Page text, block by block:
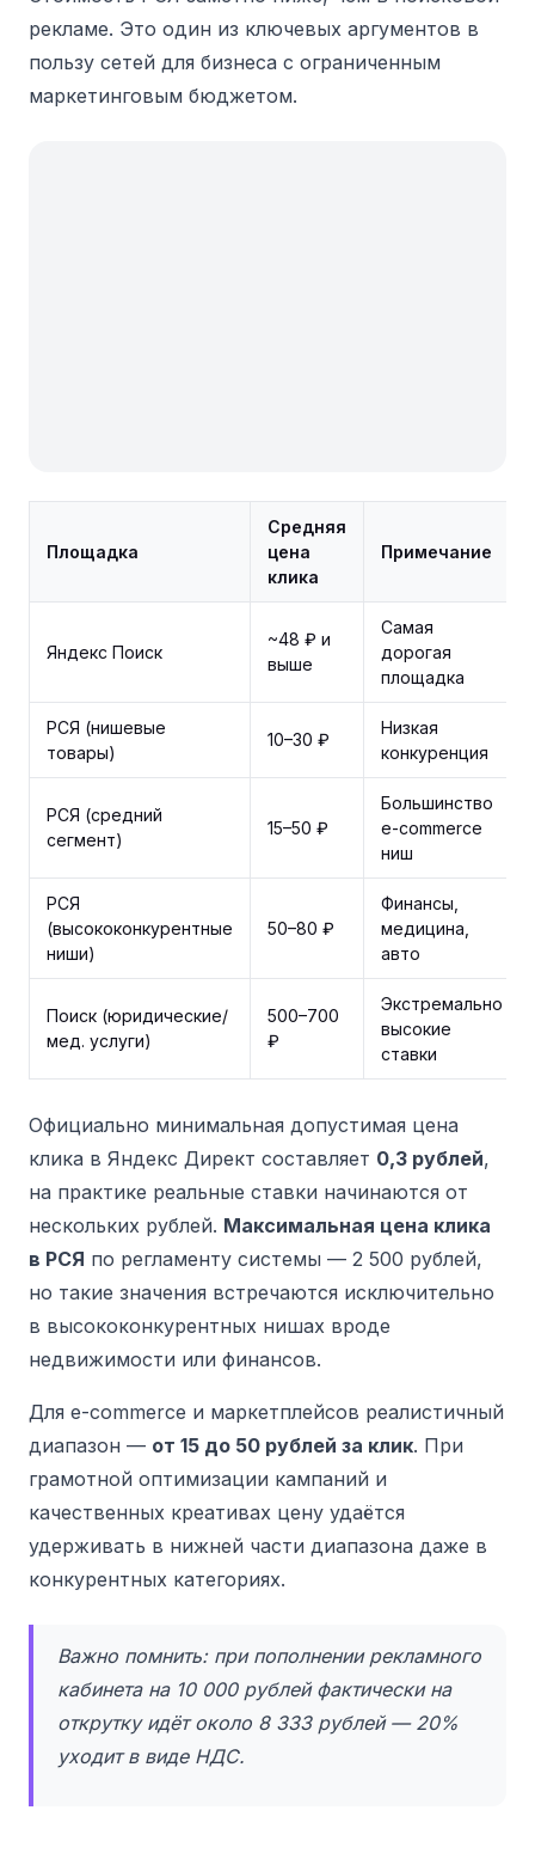
рекламе. Это один из ключевых аргументов в
пользу сетей для бизнеса с ограниченным
маркетинговым бюджетом.
Площадка
Средняя
цена
клика
Примечание
Яндекс Поиск
~48 ₽ и
выше
Самая
дорогая
площадка
РСЯ (нишевые
товары)
10–30 ₽
Низкая
конкуренция
РСЯ (средний
сегмент)
15–50 ₽
Большинство
e-commerce
ниш
РСЯ
(высококонкурентные
ниши)
50–80 ₽
Финансы,
медицина,
авто
Поиск (юридические/
мед. услуги)
500–700
₽
Экстремально
высокие
ставки
Официально минимальная допустимая цена
клика в Яндекс Директ составляет 0,3 рублей,
на практике реальные ставки начинаются от
нескольких рублей. Максимальная цена клика
в РСЯ по регламенту системы — 2 500 рублей,
но такие значения встречаются исключительно
в высококонкурентных нишах вроде
недвижимости или финансов.
Для e-commerce и маркетплейсов реалистичный
диапазон — от 15 до 50 рублей за клик. При
грамотной оптимизации кампаний и
качественных креативах цену удаётся
удерживать в нижней части диапазона даже в
конкурентных категориях.
Важно помнить: при пополнении рекламного
кабинета на 10 000 рублей фактически на
открутку идёт около 8 333 рублей — 20%
уходит в виде НДС.